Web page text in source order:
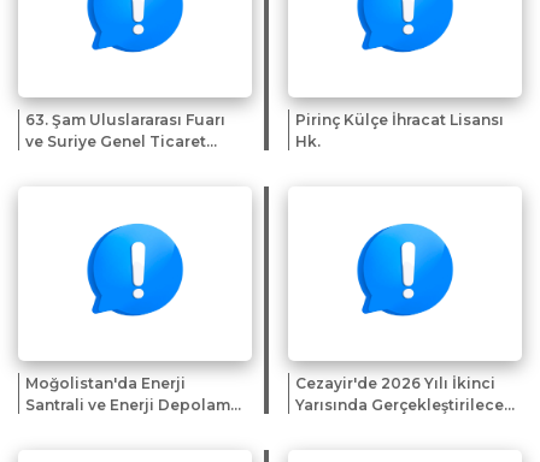
63. Şam Uluslararası Fuarı
ve Suriye Genel Ticaret
Pirinç Külçe İhracat Lisansı
Hk.
Moğolistan'da Enerji
Santrali ve Enerji Depolama
Cezayir'de 2026 Yılı İkinci
Yarısında Gerçekleştirilecek